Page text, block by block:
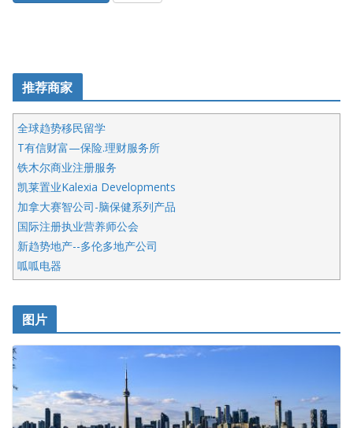
推荐商家
全球趋势移民留学
T有信财富—保险.理财服务所
铁木尔商业注册服务
凯莱置业Kalexia Developments
加拿大赛智公司-脑保健系列产品
国际注册执业营养师公会
新趋势地产--多伦多地产公司
呱呱电器
开明车行KS CAR SALES & SERVICE
皇后金融集团
铁木尔商业注册服务
图片